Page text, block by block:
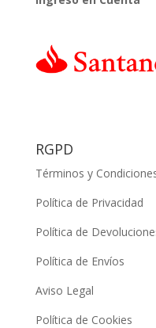
RGPD
Términos y
Política de Privacidad
Política de
Política de Envíos
Aviso Legal
Política de Cookies